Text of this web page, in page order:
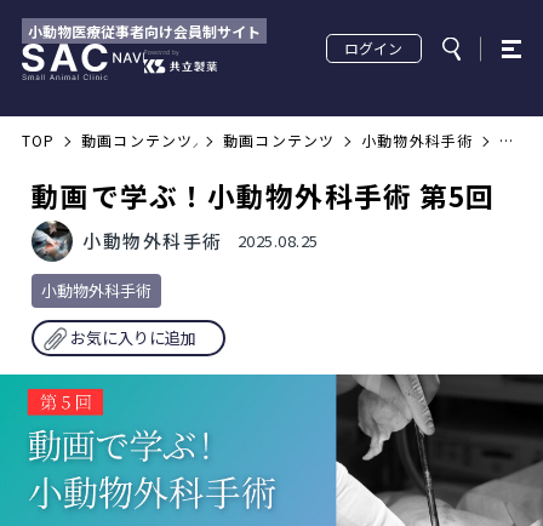
小動物医療従事者向け会員制サイト
ログイン
TOP 動画コンテンツ／配信セミナー
動画コンテンツ 小動物外科手術 動
動画で学ぶ！小動物外科手術 第5回
小動物外科手術 2025.08.25
小動物外科手術
お気に入りに追加